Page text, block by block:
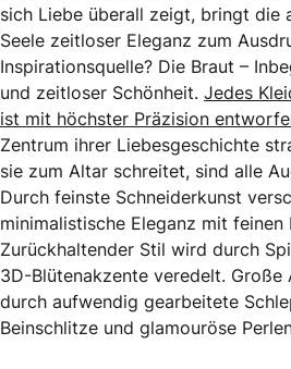
sich Liebe überall zeigt, bringt die
Seele zeitloser Eleganz zum
Inspirationsquelle? Die Braut –
und zeitloser Schönheit. Jedes
ist mit höchster Präzision
Zentrum ihrer Liebesgeschichte
sie zum Altar schreitet, sind alle
Durch feinste Schneiderkunst
minimalistische Eleganz mit feinen
Zurückhaltender Stil wird durch
3D-Blütenakzente veredelt.
durch aufwendig gearbeitete
Beinschlitze und glamouröse